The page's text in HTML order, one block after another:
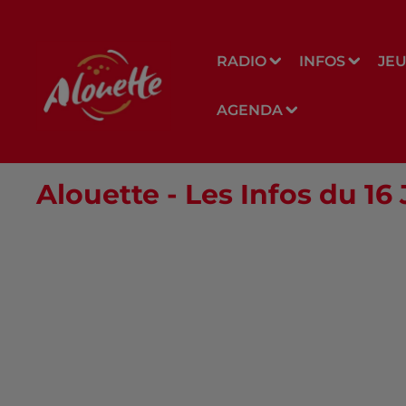
RADIO INFOS
AGENDA
Alouette - Les Infos du